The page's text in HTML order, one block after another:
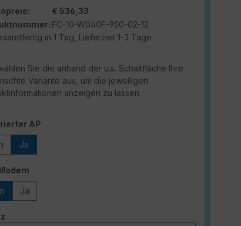
€ 536,33
FC-10-W040F-950-02-12
in 1 Tag, Lieferzeit 1-3 Tage
Sie die anhand der u.s. Schaltfläche Ihre
Variante aus, um die jeweiligen
anzeigen zu lassen.
AP
Ja
Ja